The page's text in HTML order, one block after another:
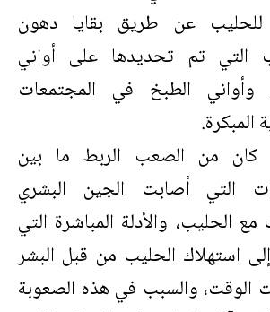
للحليب عن طريق بقايا دهون
التي تم تحديدها على أواني
وأواني الطبخ في المجتمعات
المبكرة.
كان من الصعب الربط ما بين
التي أصابت الجين البشري
مع الحليب، والأدلة المباشرة التي
استهلاك الحليب من قبل البشر
الوقت، والسبب في هذه الصعوبة